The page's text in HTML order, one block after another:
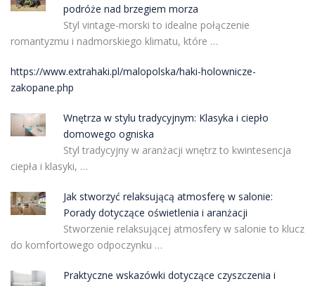
podróże nad brzegiem morza
Styl vintage-morski to idealne połączenie
romantyzmu i nadmorskiego klimatu, które …
https://www.extrahaki.pl/malopolska/haki-holownicze-
zakopane.php
Wnętrza w stylu tradycyjnym: Klasyka i ciepło
domowego ogniska
Styl tradycyjny w aranżacji wnętrz to kwintesencja
ciepła i klasyki, …
Jak stworzyć relaksującą atmosferę w salonie:
Porady dotyczące oświetlenia i aranżacji
Stworzenie relaksującej atmosfery w salonie to klucz
do komfortowego odpoczynku …
Praktyczne wskazówki dotyczące czyszczenia i